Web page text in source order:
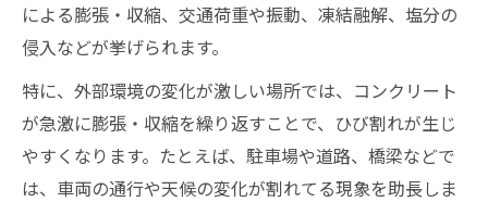
による膨張・収縮、交通荷重や振動、凍結融解、塩分の
侵入などが挙げられます。
特に、外部環境の変化が激しい場所では、コンクリート
が急激に膨張・収縮を繰り返すことで、ひび割れが生じ
やすくなります。たとえば、駐車場や道路、橋梁などで
は、車両の通行や天候の変化が割れてる現象を助長しま